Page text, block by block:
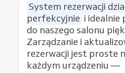
System rezerwacji
perfekcyjnie i idealnie
do naszego salonu
Zarządzanie i
rezerwacji jest proste
każdym urządzeniu —